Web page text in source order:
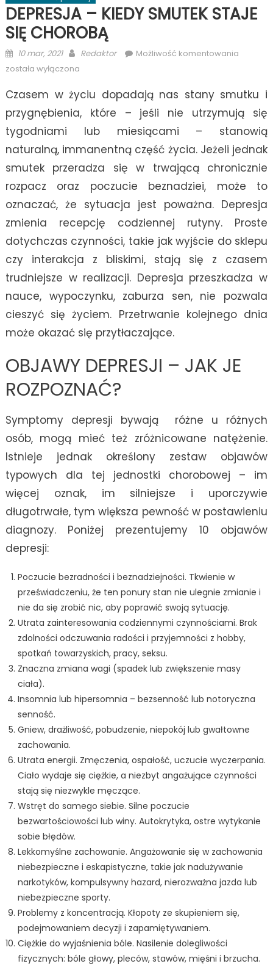
DEPRESJA – KIEDY SMUTEK STAJE
SIĘ CHOROBĄ
Posted
on
10 mar, 2021 Author
Redaktor Możliwość komentowania
SMUTEK
STAJE
SIĘ
została wyłączona
Czasem w życiu dopadają nas stany smutku i
przygnębienia, które – jeśli nie utrzymują się
tygodniami lub miesiącami – stanowią
naturalną, immanentną część życia. Jeżeli jednak
smutek przeradza się w trwającą chronicznie
rozpacz oraz poczucie beznadziei, może to
oznaczać, że sytuacja jest poważna. Depresja
zmienia recepcję codziennej rutyny. Proste
dotychczas czynności, takie jak wyjście do sklepu
czy interakcja z bliskimi, stają się z czasem
trudniejsze w realizacji. Depresja przeszkadza w
nauce, wypoczynku, zaburza sen, nie pozwala
cieszyć się życiem. Przetrwanie kolejnego dnia
może okazać się przytłaczające.
OBJAWY DEPRESJI – JAK JE
ROZPOZNAĆ?
Symptomy depresji bywają różne u różnych
osób, mogą mieć też zróżnicowane natężenie.
Istnieje jednak określony zestaw objawów
typowych dla tej jednostki chorobowej – im
więcej oznak, im silniejsze i uporczywie
długotrwałe, tym większa pewność w postawieniu
diagnozy. Poniżej prezentujemy 10 objawów
depresji:
Poczucie bezradności i beznadziejności. Tkwienie w
przeświadczeniu, że ten ponury stan nie ulegnie zmianie i
nie da się zrobić nic, aby poprawić swoją sytuację.
Utrata zainteresowania codziennymi czynnościami. Brak
zdolności odczuwania radości i przyjemności z hobby,
spotkań towarzyskich, pracy, seksu.
Znaczna zmiana wagi (spadek lub zwiększenie masy
ciała).
Insomnia lub hipersomnia – bezsenność lub notoryczna
senność.
Gniew, drażliwość, pobudzenie, niepokój lub gwałtowne
zachowania.
Utrata energii. Zmęczenia, ospałość, uczucie wyczerpania.
Ciało wydaje się ciężkie, a niezbyt angażujące czynności
stają się niezwykle męczące.
Wstręt do samego siebie. Silne poczucie
bezwartościowości lub winy. Autokrytyka, ostre wytykanie
sobie błędów.
Lekkomyślne zachowanie. Angażowanie się w zachowania
niebezpieczne i eskapistyczne, takie jak nadużywanie
narkotyków, kompulsywny hazard, nierozważna jazda lub
niebezpieczne sporty.
Problemy z koncentracją. Kłopoty ze skupieniem się,
podejmowaniem decyzji i zapamiętywaniem.
Ciężkie do wyjaśnienia bóle. Nasilenie dolegliwości
fizycznych: bóle głowy, pleców, stawów, mięśni i brzucha.